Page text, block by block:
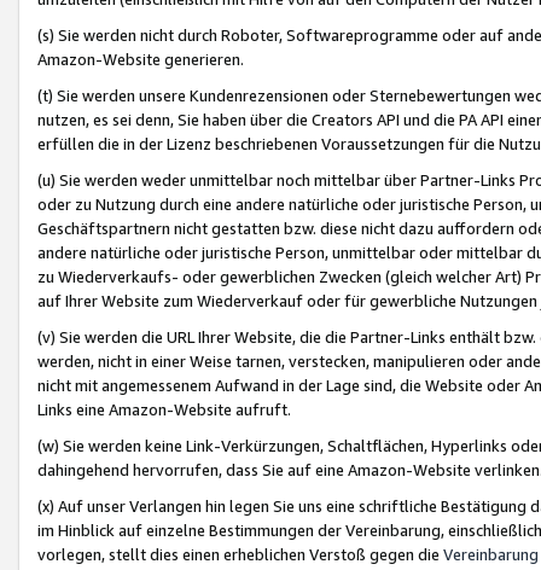
(s) Sie werden nicht durch Roboter, Softwareprogramme oder auf
Amazon-Website generieren.
(t) Sie werden unsere Kundenrezensionen oder Sternebewertungen
nutzen, es sei denn, Sie haben über die Creators API und die PA API
erfüllen die in der Lizenz beschriebenen Voraussetzungen für die
(u) Sie werden weder unmittelbar noch mittelbar über Partner-Links
oder zu Nutzung durch eine andere natürliche oder juristische
Geschäftspartnern nicht gestatten bzw. diese nicht dazu auffordern
andere natürliche oder juristische Person, unmittelbar oder mittelbar
zu Wiederverkaufs- oder gewerblichen Zwecken (gleich welcher Art)
auf Ihrer Website zum Wiederverkauf oder für gewerbliche
(v) Sie werden die URL Ihrer Website, die die Partner-Links enthält
werden, nicht in einer Weise tarnen, verstecken, manipulieren oder
nicht mit angemessenem Aufwand in der Lage sind, die Website oder
Links eine Amazon-Website aufruft.
(w) Sie werden keine Link-Verkürzungen, Schaltflächen, Hyperlinks
dahingehend hervorrufen, dass Sie auf eine Amazon-Website
(x) Auf unser Verlangen hin legen Sie uns eine schriftliche
im Hinblick auf einzelne Bestimmungen der Vereinbarung,
vorlegen, stellt dies einen erheblichen Verstoß gegen die Vereinbarung